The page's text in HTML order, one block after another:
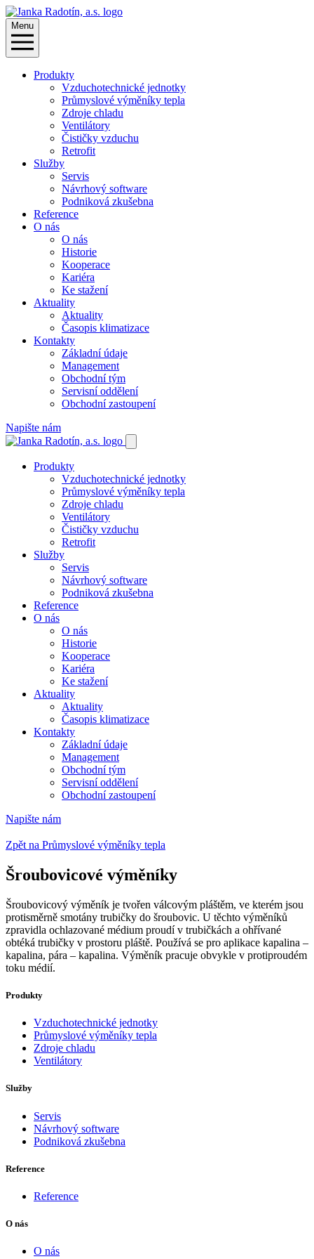
Menu
Produkty
Vzduchotechnické jednotky
Průmyslové výměníky tepla
Zdroje chladu
Ventilátory
Čističky vzduchu
Retrofit
Služby
Servis
Návrhový software
Podniková zkušebna
Reference
O nás
O nás
Historie
Kooperace
Kariéra
Ke stažení
Aktuality
Aktuality
Časopis klimatizace
Kontakty
Základní údaje
Management
Obchodní tým
Servisní oddělení
Obchodní zastoupení
Napište nám
Produkty
Vzduchotechnické jednotky
Průmyslové výměníky tepla
Zdroje chladu
Ventilátory
Čističky vzduchu
Retrofit
Služby
Servis
Návrhový software
Podniková zkušebna
Reference
O nás
O nás
Historie
Kooperace
Kariéra
Ke stažení
Aktuality
Aktuality
Časopis klimatizace
Kontakty
Základní údaje
Management
Obchodní tým
Servisní oddělení
Obchodní zastoupení
Napište nám
Zpět na Průmyslové výměníky tepla
Šroubovicové výměníky
Šroubovicový výměník je tvořen válcovým pláštěm, ve kterém jsou
protisměrně smotány trubičky do šroubovic. U těchto výměníků
zpravidla ochlazované médium proudí v trubičkách a ohřívané
obtéká trubičky v prostoru pláště. Používá se pro aplikace kapalina –
kapalina, pára – kapalina. Výměník pracuje obvykle v protiproudém
toku médií.
Produkty
Vzduchotechnické jednotky
Průmyslové výměníky tepla
Zdroje chladu
Ventilátory
Služby
Servis
Návrhový software
Podniková zkušebna
Reference
Reference
O nás
O nás